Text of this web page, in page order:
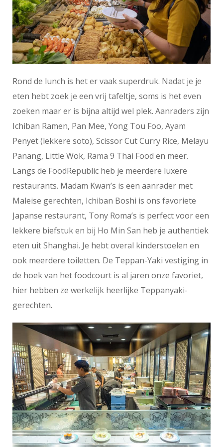
Rond de lunch is het er vaak superdruk. Nadat je je
eten hebt zoek je een vrij tafeltje, soms is het even
zoeken maar er is bijna altijd wel plek. Aanraders zijn
Ichiban Ramen, Pan Mee, Yong Tou Foo, Ayam
Penyet (lekkere soto), Scissor Cut Curry Rice, Melayu
Panang, Little Wok, Rama 9 Thai Food en meer.
Langs de FoodRepublic heb je meerdere luxere
restaurants. Madam Kwan’s is een aanrader met
Maleise gerechten, Ichiban Boshi is ons favoriete
Japanse restaurant, Tony Roma’s is perfect voor een
lekkere biefstuk en bij Ho Min San heb je authentiek
eten uit Shanghai. Je hebt overal kinderstoelen en
ook meerdere toiletten. De Teppan-Yaki vestiging in
de hoek van het foodcourt is al jaren onze favoriet,
hier hebben ze werkelijk heerlijke Teppanyaki-
gerechten.